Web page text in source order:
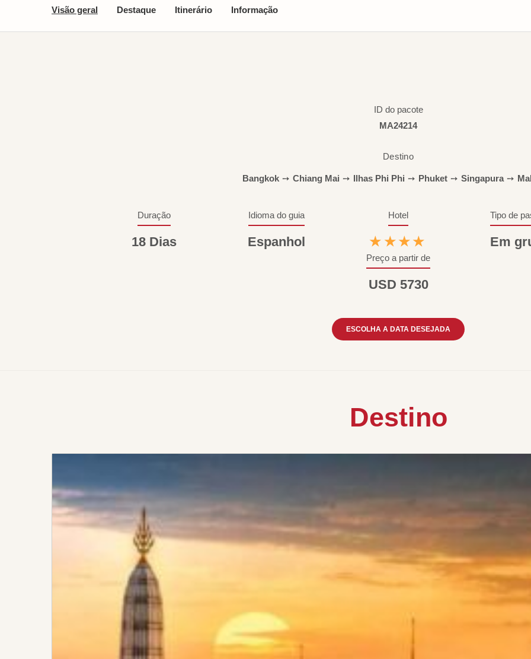
Visão geral Destaque Itinerário Informação
ID do pacote
MA24214
Destino
Bangkok ➙ Chiang Mai ➙ Ilhas Phi Phi ➙ Phuket ➙ Singapura ➙
Duração
18 Dias
Idioma do guia
Espanhol
Hotel
★★★★
Tipo de
Em
Preço a partir de
USD 5730
ESCOLHA A DATA DESEJADA
Destino